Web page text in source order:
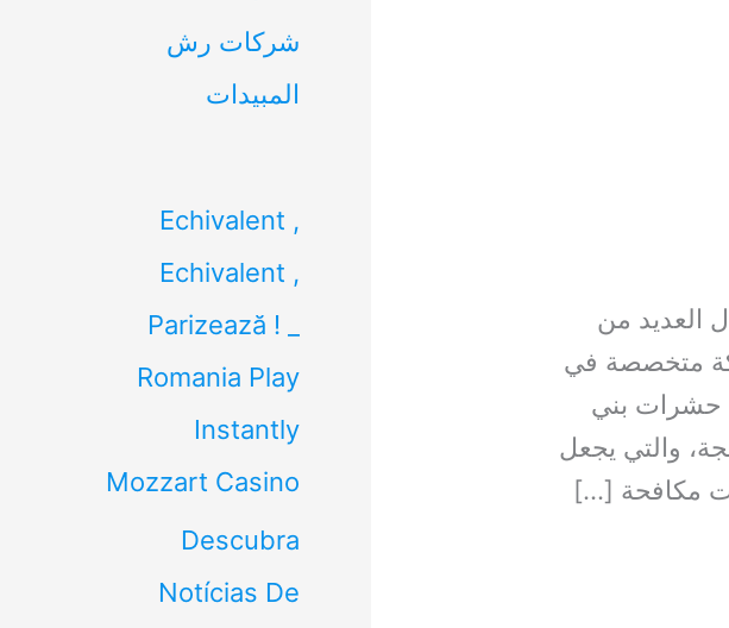
العديد من
متخصصة في
حشرات بني
والتي يجعل
مكافحة […]
شركات رش
المبيدات
Echivalent ,
Echivalent ,
Parizează ! _
Romania Play
Instantly
Mozzart Casino
Descubra
Notícias De